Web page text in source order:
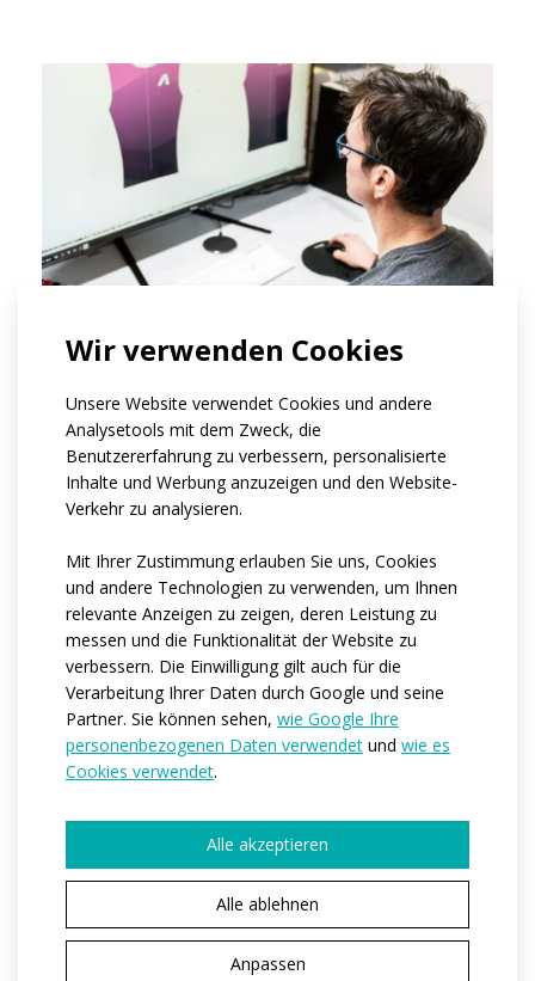
Wir verwenden Cookies
Unsere Website verwendet Cookies und andere
Analysetools mit dem Zweck, die
Benutzererfahrung zu verbessern, personalisierte
Inhalte und Werbung anzuzeigen und den Website-
Verkehr zu analysieren.
Mit Ihrer Zustimmung erlauben Sie uns, Cookies
und andere Technologien zu verwenden, um Ihnen
relevante Anzeigen zu zeigen, deren Leistung zu
messen und die Funktionalität der Website zu
verbessern. Die Einwilligung gilt auch für die
Verarbeitung Ihrer Daten durch Google und seine
Partner. Sie können sehen, wie Google Ihre
personenbezogenen Daten verwendet und wie es
Cookies verwendet.
Alle akzeptieren
Alle ablehnen
Anpassen
Grafische Gestaltung
IHR TEAM
Sie senden uns Ihr Einverständnis
den Entwurf. Entweder in Form einer
Textbeschreibung, eines eingescannten
handgezeichneten Entwurfs oder eines
bereits fertiggestellten Entwurfs in
Kurven (Adobe Illustrator, Corel Draw...),
zusammen mit den Rechnungsdaten Ihres
Vereins oder Unternehmens.
senden diesen zu Ihrer Prüfung zusammen
mit einer Vorauszahlungsrechnung zurück. Im
Falle der Erstellung eines neuen Entwurfs tun
wir dies erst nach Bezahlung der
Vorauszahlungsrechnung.